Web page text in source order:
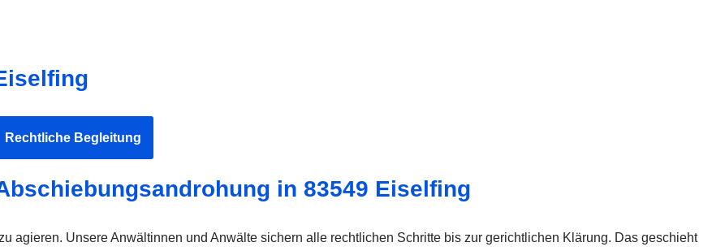
Rechtliche Begleitung
in 83549 Eiselfing
agieren. Unsere Anwältinnen und Anwälte sichern alle rechtlichen Schritte bis zur gerichtlichen Klärung. Das geschieht